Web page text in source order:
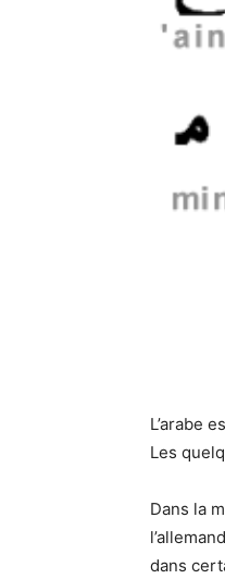
L’arabe
Les
Dans la
dans